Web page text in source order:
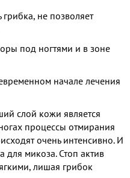
грибка, не позволяет
под ногтями и в зоне
начале лечения
слой кожи является
процессы отмирания
очень интенсивно. И
для микоза. Стоп актив
лишая грибок